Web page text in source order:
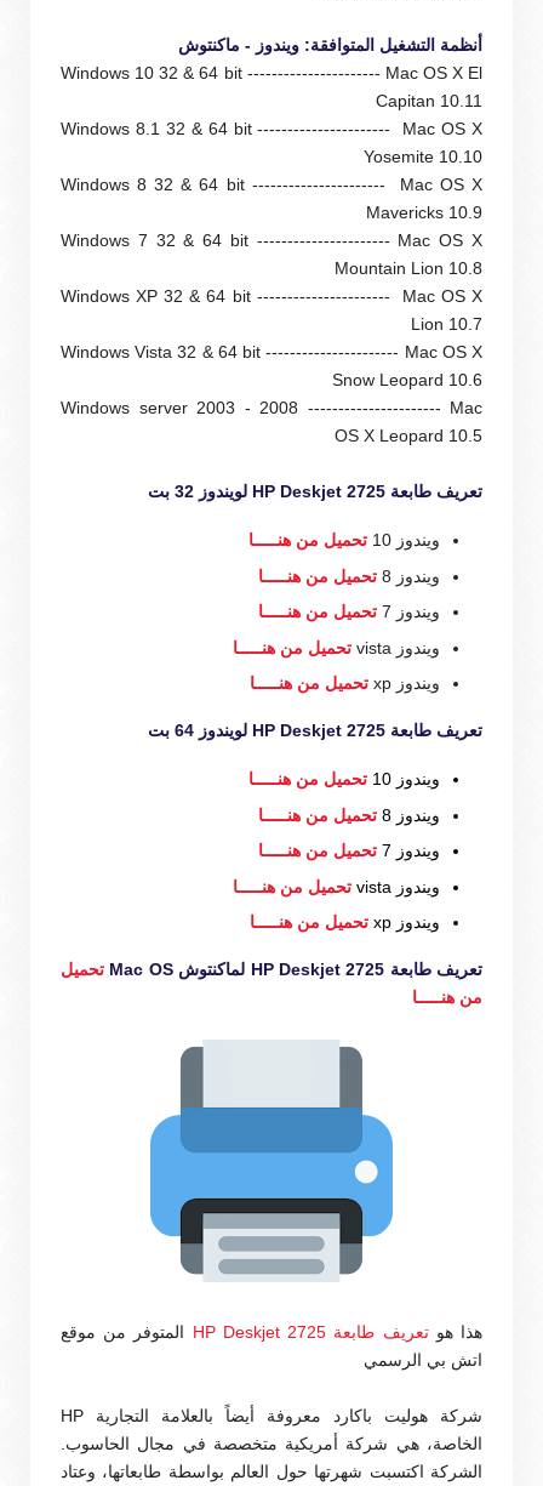
أنظمة التشغيل المتوافقة: ويندوز - ماكنتوش
Windows 10 32 & 64 bit ---------------------- Mac OS X El
Capitan 10.11
Windows 8.1 32 & 64 bit ---------------------- Mac OS X
Yosemite 10.10
Windows 8 32 & 64 bit ---------------------- Mac OS X
Mavericks 10.9
Windows 7 32 & 64 bit ---------------------- Mac OS X
Mountain Lion 10.8
Windows XP 32 & 64 bit ---------------------- Mac OS X
Lion 10.7
Windows Vista 32 & 64 bit ---------------------- Mac OS X
Snow Leopard 10.6
Windows server 2003 - 2008 ---------------------- Mac
OS X Leopard 10.5
تعريف طابعة HP Deskjet 2725 لويندوز 32 بت
ويندوز 10
تحميل من هنـــــا
ويندوز 8
تحميل من هنـــــا
ويندوز 7
تحميل من هنـــــا
ويندوز vista
تحميل من هنـــــا
ويندوز xp
تحميل من هنـــــا
تعريف طابعة HP Deskjet 2725 لويندوز 64 بت
ويندوز 10
تحميل من هنـــــا
ويندوز 8
تحميل من هنـــــا
ويندوز 7
تحميل من هنـــــا
ويندوز vista
تحميل من هنـــــا
ويندوز xp
تحميل من هنـــــا
تعريف طابعة HP Deskjet 2725 لماكنتوش Mac OS
تحميل
من هنـــــا
هذا هوتعريف طابعة HP Deskjet 2725
المتوفر من موقع
اتش بي الرسمي
شركة هوليت باكارد معروفة أيضاً بالعلامة التجارية HP
الخاصة، هي شركة أمريكية متخصصة في مجال الحاسوب.
الشركة اكتسبت شهرتها حول العالم بواسطة طابعاتها، وعتاد